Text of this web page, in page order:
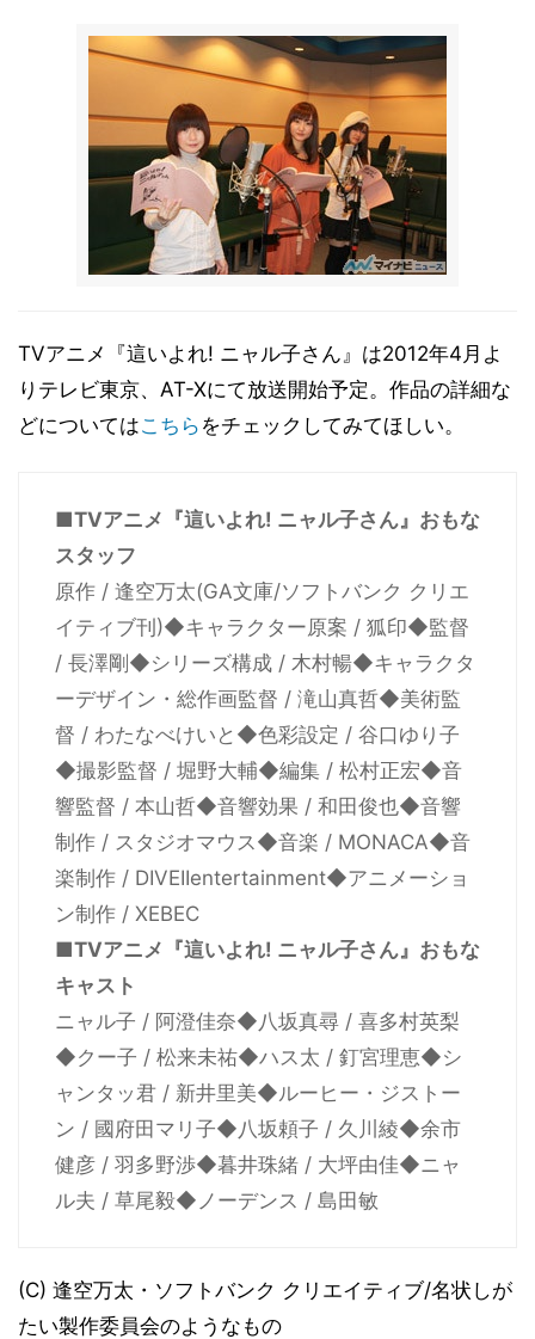
TVアニメ『這いよれ! ニャル子さん』は2012年4月よ
りテレビ東京、AT-Xにて放送開始予定。作品の詳細な
どについてはこちら をチェックしてみてほしい。
■TVアニメ『這いよれ! ニャル子さん』おもな
スタッフ
原作 / 逢空万太(GA文庫/ソフトバンク クリエ
イティブ刊)◆キャラクター原案 / 狐印◆監督
/ 長澤剛◆シリーズ構成 / 木村暢◆キャラクタ
ーデザイン・総作画監督 / 滝山真哲◆美術監
督 / わたなべけいと◆色彩設定 / 谷口ゆり子
◆撮影監督 / 堀野大輔◆編集 / 松村正宏◆音
響監督 / 本山哲◆音響効果 / 和田俊也◆音響
制作 / スタジオマウス◆音楽 / MONACA◆音
楽制作 / DIVEIIentertainment◆アニメーショ
ン制作 / XEBEC
■TVアニメ『這いよれ! ニャル子さん』おもな
キャスト
ニャル子 / 阿澄佳奈◆八坂真尋 / 喜多村英梨
◆クー子 / 松来未祐◆ハス太 / 釘宮理恵◆シ
ャンタッ君 / 新井里美◆ルーヒー・ジストー
ン / 國府田マリ子◆八坂頼子 / 久川綾◆余市
健彦 / 羽多野渉◆暮井珠緒 / 大坪由佳◆ニャ
ル夫 / 草尾毅◆ノーデンス / 島田敏
(C) 逢空万太・ソフトバンク クリエイティブ/名状しが
たい製作委員会のようなもの